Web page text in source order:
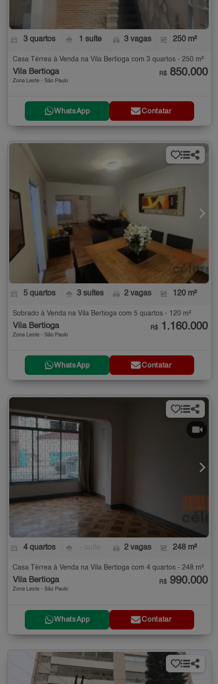
3 quartos 1 suíte 3 vagas 250 m²
Casa Térrea à Venda na Vila Bertioga com 3 quartos - 250 m²
Vila Bertioga
Zona Leste - São Paulo
R$ 850.000
WhatsApp Contatar
5 quartos 3 suítes 2 vagas 120 m²
Sobrado à Venda na Vila Bertioga com 5 quartos - 120 m²
Vila Bertioga
Zona Leste - São Paulo
R$ 1.160.000
WhatsApp Contatar
4 quartos 2 vagas 248 m²
Casa Térrea à Venda na Vila Bertioga com 4 quartos - 248 m²
Vila Bertioga
Zona Leste - São Paulo
R$ 990.000
WhatsApp Contatar